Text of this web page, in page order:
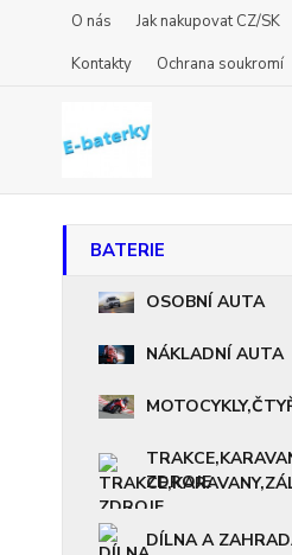
O nás Jak nakupovat CZ/SK
Kontakty
Ochrana soukromí
BATERIE
OSOBNÍ AUTA
NÁKLADNÍ AUTA
ZDROJE
DÍLNA A